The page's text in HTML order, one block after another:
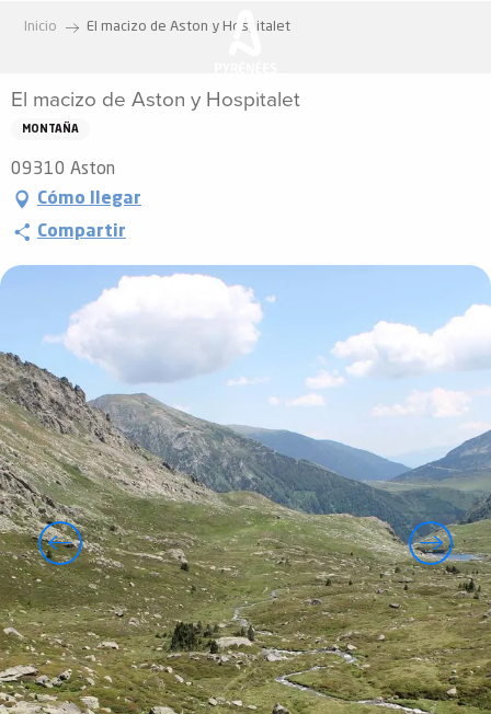
principal
Inicio El macizo de Aston y Hospitalet
El macizo de Aston y Hospitalet
MONTAÑA
09310 Aston
Cómo llegar
Compartir